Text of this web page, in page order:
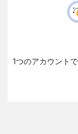
1つのアカウント